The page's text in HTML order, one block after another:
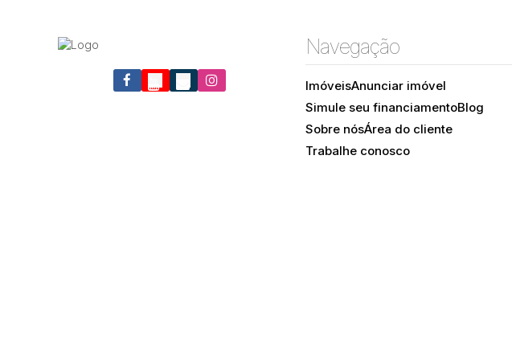
Ingleses do Rio Vermelho, Florianópolis, Santa
Ingleses do Rio
Catarina, Brasil
Navegação
ImóveisAnunciar imóvel
Simule seu financiamentoBlog
Sobre nósÁrea do cliente
Trabalhe conosco